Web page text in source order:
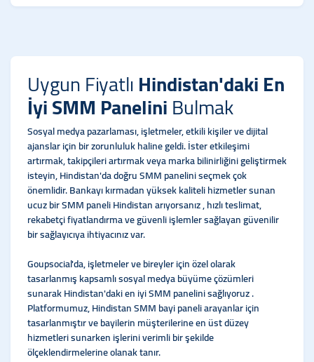
Uygun FiyatlıHindistan'daki En
İyi SMM PaneliniBulmak
Sosyal medya pazarlaması, işletmeler, etkili kişiler ve dijital
ajanslar için bir zorunluluk haline geldi. İster etkileşimi
artırmak, takipçileri artırmak veya marka bilinirliğini geliştirmek
isteyin, Hindistan'da doğru SMM panelini seçmek çok
önemlidir. Bankayı kırmadan yüksek kaliteli hizmetler sunan
ucuz bir SMM paneli Hindistan arıyorsanız , hızlı teslimat,
rekabetçi fiyatlandırma ve güvenli işlemler sağlayan güvenilir
bir sağlayıcıya ihtiyacınız var.
Goupsocial'da, işletmeler ve bireyler için özel olarak
tasarlanmış kapsamlı sosyal medya büyüme çözümleri
sunarak Hindistan'daki en iyi SMM panelini sağlıyoruz .
Platformumuz, Hindistan SMM bayi paneli arayanlar için
tasarlanmıştır ve bayilerin müşterilerine en üst düzey
hizmetleri sunarken işlerini verimli bir şekilde
ölçeklendirmelerine olanak tanır.